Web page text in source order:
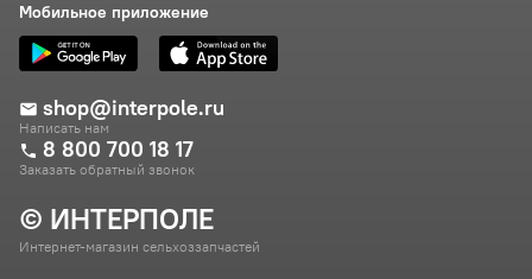
© ИНТЕРПОЛЕ
Интернет-магазин сельхоззапчастей
Мобильное приложение
shop@interpole.ru
Написать нам
8 800 700 18 17
Заказать обратный звонок